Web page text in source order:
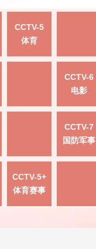
CCTV-5
体育
CCTV-6
电影
CCTV-7
国防军事
CCTV-5+
体育赛事